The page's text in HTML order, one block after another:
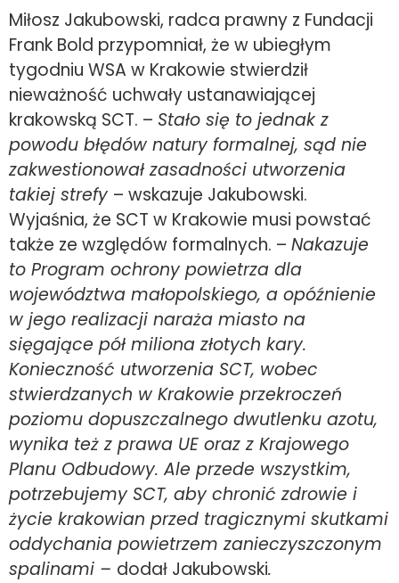
Miłosz Jakubowski, radca prawny z Fundacji
Frank Bold przypomniał, że w ubiegłym
tygodniu WSA w Krakowie stwierdził
nieważność uchwały ustanawiającej
krakowską SCT. – Stało się to jednak z
powodu błędów natury formalnej, sąd nie
zakwestionował zasadności utworzenia
takiej strefy – wskazuje Jakubowski.
Wyjaśnia, że SCT w Krakowie musi powstać
także ze względów formalnych. – Nakazuje
to Program ochrony powietrza dla
województwa małopolskiego, a opóźnienie
w jego realizacji naraża miasto na
sięgające pół miliona złotych kary.
Konieczność utworzenia SCT, wobec
stwierdzanych w Krakowie przekroczeń
poziomu dopuszczalnego dwutlenku azotu,
wynika też z prawa UE oraz z Krajowego
Planu Odbudowy. Ale przede wszystkim,
potrzebujemy SCT, aby chronić zdrowie i
życie krakowian przed tragicznymi skutkami
oddychania powietrzem zanieczyszczonym
spalinami – dodał Jakubowski.